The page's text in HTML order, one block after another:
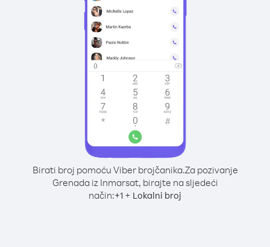
Birati broj pomoću Viber brojčanika.Za pozivanje
Grenada iz Inmarsat, birajte na sljedeći
način:+1 + Lokalni broj